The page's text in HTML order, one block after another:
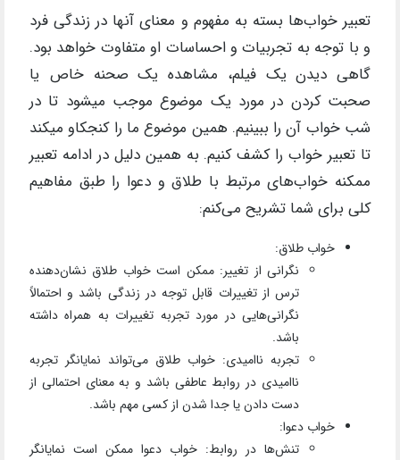
تعبیر خواب‌ها بسته به مفهوم و معنای آنها در زندگی فرد
و با توجه به تجربیات و احساسات او متفاوت خواهد بود.
گاهی دیدن یک فیلم، مشاهده یک صحنه خاص یا
صحبت کردن در مورد یک موضوع موجب میشود تا در
شب خواب آن را ببینیم. همین موضوع ما را کنجکاو میکند
تا تعبیر خواب را کشف کنیم. به همین دلیل در ادامه تعبیر
ممکنه خواب‌های مرتبط با طلاق و دعوا را طبق مفاهیم
کلی برای شما تشریح می‌کنم:
خواب طلاق:
نگرانی از تغییر: ممکن است خواب طلاق نشان‌دهنده
ترس از تغییرات قابل توجه در زندگی باشد و احتمالاً
نگرانی‌هایی در مورد تجربه تغییرات به همراه داشته
باشد.
تجربه ناامیدی: خواب طلاق می‌تواند نمایانگر تجربه
ناامیدی در روابط عاطفی باشد و به معنای احتمالی از
دست دادن یا جدا شدن از کسی مهم باشد.
خواب دعوا:
تنش‌ها در روابط: خواب دعوا ممکن است نمایانگر